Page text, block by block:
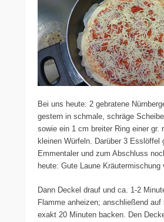
Bei uns heute: 2 gebratene
gestern in schmale, schräge
sowie ein 1 cm breiter Ring einer gr.
kleinen Würfeln. Darüber 3 Esslöffel
Emmentaler und zum Abschluss
heute: Gute Laune Kräutermischung
Dann Deckel drauf und ca. 1-2
Flamme anheizen; anschließend
exakt 20 Minuten backen. Den